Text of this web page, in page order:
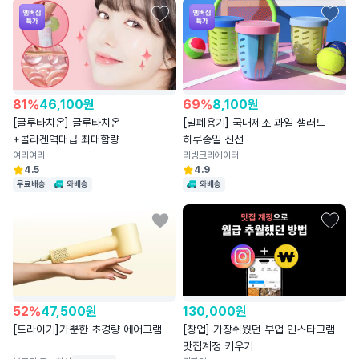
81%46,100원
[글루타치온] 글루타치온
+콜라겐역대급 최대함량
여리여리
4.5
무료배송 와배송
69%8,100원
[밀폐용기] 국내제조 과일 샐러드
하루종일 신선
리빙크리에이터
4.9
와배송
52%47,500원
[드라이기]가뿐한 초경량 에어그램
130,000원
[창업] 가장쉬웠던 부업 인스타그램
맛집계정 키우기